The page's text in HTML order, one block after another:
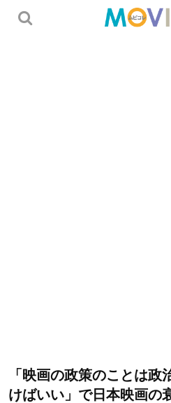
「映画の政策のことは
けばいい」で日本映画の